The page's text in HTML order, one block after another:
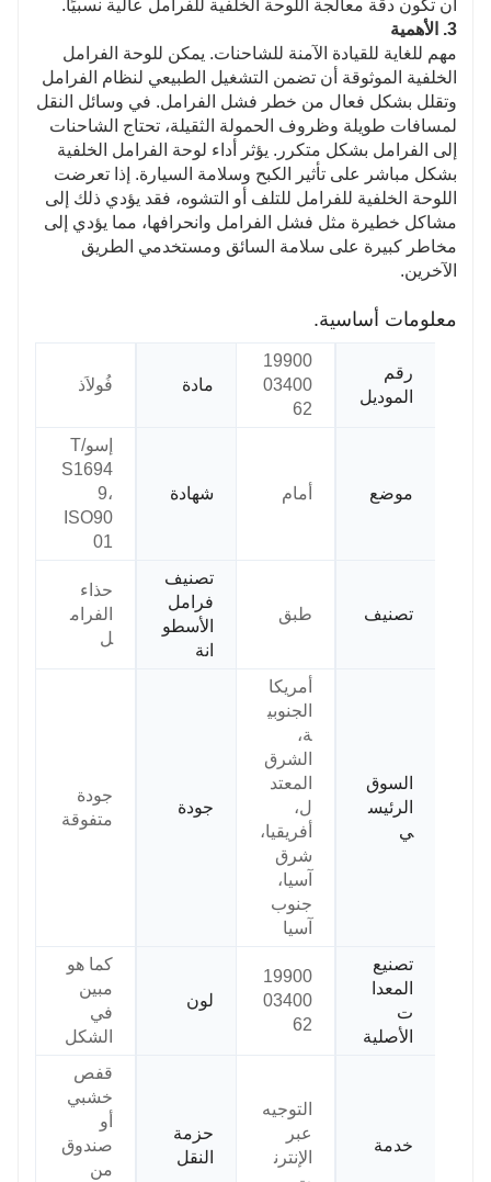
أن تكون دقة معالجة اللوحة الخلفية للفرامل عالية نسبيًا.
3. الأهمية
مهم للغاية للقيادة الآمنة للشاحنات. يمكن للوحة الفرامل
الخلفية الموثوقة أن تضمن التشغيل الطبيعي لنظام الفرامل
وتقلل بشكل فعال من خطر فشل الفرامل. في وسائل النقل
لمسافات طويلة وظروف الحمولة الثقيلة، تحتاج الشاحنات
إلى الفرامل بشكل متكرر. يؤثر أداء لوحة الفرامل الخلفية
بشكل مباشر على تأثير الكبح وسلامة السيارة. إذا تعرضت
اللوحة الخلفية للفرامل للتلف أو التشوه، فقد يؤدي ذلك إلى
مشاكل خطيرة مثل فشل الفرامل وانحرافها، مما يؤدي إلى
مخاطر كبيرة على سلامة السائق ومستخدمي الطريق
الآخرين.
معلومات أساسية.
رقم
الموديل
19900
03400
62
مادة فُولاَذ
موضع أمام شهادة
إسو/T
S1694
9،
ISO90
01
تصنيف طبق
تصنيف
فرامل
الأسطو
انة
حذاء
الفرام
ل
السوق
الرئيس
ي
أمريكا
الجنوبي
ة،
الشرق
المعتد
ل،
أفريقيا،
شرق
آسيا،
جنوب
آسيا
جودة
جودة
متفوقة
تصنيع
المعدا
ت
الأصلية
19900
03400
62
لون
كما هو
مبين
في
الشكل
خدمة
التوجيه
عبر
الإنترن
حزمة
النقل
قفص
خشبي
أو
صندوق
من